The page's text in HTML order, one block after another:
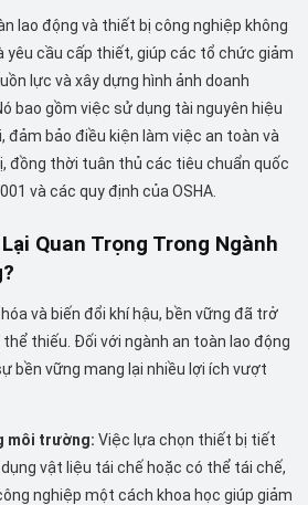
lao động và thiết bị công nghiệp không
yêu cầu cấp thiết, giúp các tổ chức giảm
lực và xây dựng hình ảnh doanh
bao gồm việc sử dụng tài nguyên hiệu
đảm bảo điều kiện làm việc an toàn và
đồng thời tuân thủ các tiêu chuẩn quốc
và các quy định của OSHA.
Quan Trọng Trong Ngành
và biến đổi khí hậu, bền vững đã trở
thiếu. Đối với ngành an toàn lao động
bền vững mang lại nhiều lợi ích vượt
môi trường: Việc lựa chọn thiết bị tiết
vật liệu tái chế hoặc có thể tái chế,
nghiệp một cách khoa học giúp giảm